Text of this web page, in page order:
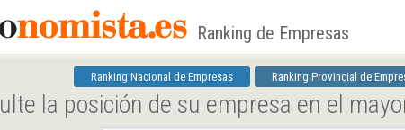
Ranking de Empresas
Ranking Nacional de Empresas Ranking Provincial de
la posición de su empresa en el